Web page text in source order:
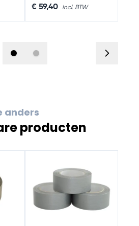
€ 59,40
anders
producten
the elements of the carousel is
navigation